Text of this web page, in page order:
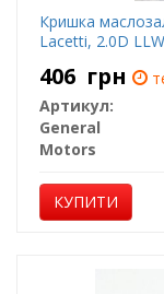
Кришка
Lacetti, 2.0D
406 грн
Артикул:
General
Motors
КУПИТИ